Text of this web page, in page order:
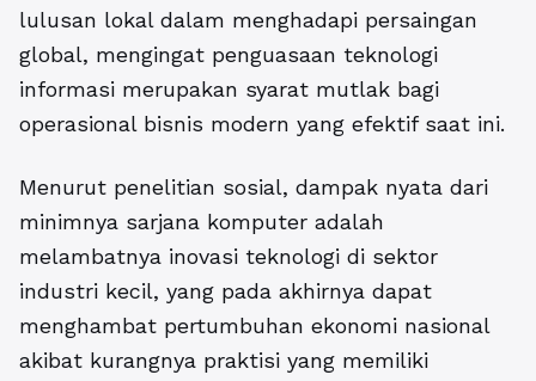
lulusan lokal dalam menghadapi persaingan
global, mengingat penguasaan teknologi
informasi merupakan syarat mutlak bagi
operasional bisnis modern yang efektif saat ini.
Menurut penelitian sosial, dampak nyata dari
minimnya sarjana komputer adalah
melambatnya inovasi teknologi di sektor
industri kecil, yang pada akhirnya dapat
menghambat pertumbuhan ekonomi nasional
akibat kurangnya praktisi yang memiliki